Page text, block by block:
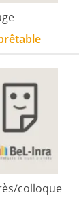
colloque